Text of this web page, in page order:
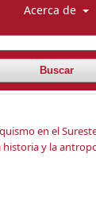
Acerca de
Buscar
en el
y la